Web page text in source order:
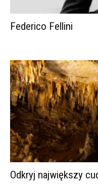
Federico Fellini
Odkryj największy